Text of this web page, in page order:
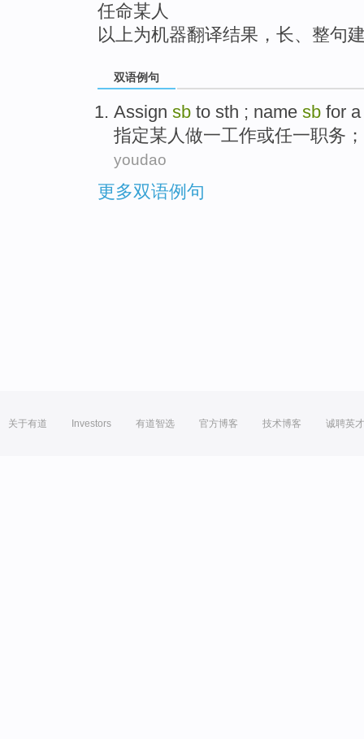
任命某人
以上为机器翻译结果，长、整句
双语例句
Assign sb to sth ; name sb for a
指定某人 做一工作或任一职务 ；
youdao
更多双语例句
关于有道 Investors 有道智选 官方博客 技术博客 诚聘英才